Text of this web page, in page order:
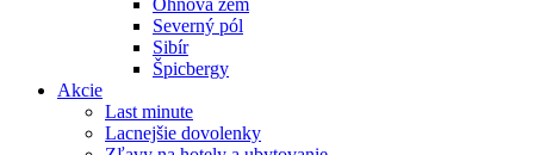
Ohňová zem
Severný pól
Sibír
Špicbergy
Akcie
Last minute
Lacnejšie dovolenky